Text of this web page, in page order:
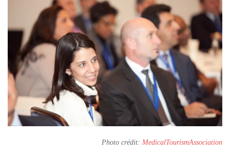
Photo crédit: MedicalTourismAssociation